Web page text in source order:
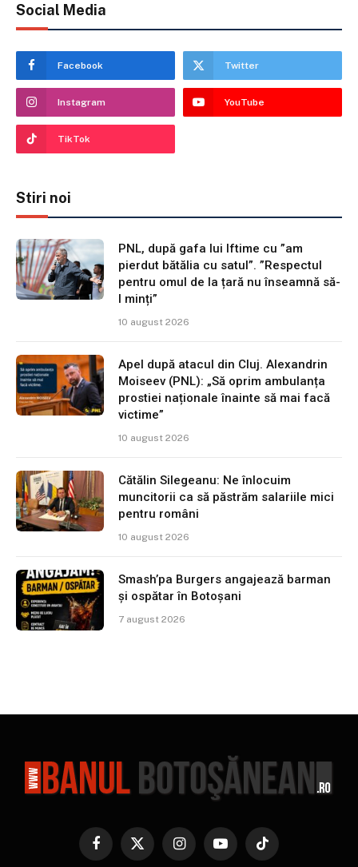
Social Media
Facebook Twitter
Instagram YouTube
TikTok
Stiri noi
PNL, după gafa lui Iftime cu ”am
pierdut bătălia cu satul”. ”Respectul
pentru omul de la țară nu înseamnă să-
l minți”
10 august 2026
Apel după atacul din Cluj. Alexandrin
Moiseev (PNL): „Să oprim ambulanța
prostiei naționale înainte să mai facă
victime”
10 august 2026
Cătălin Silegeanu: Ne înlocuim
muncitorii ca să păstrăm salariile mici
pentru români
10 august 2026
Smash’pa Burgers angajează barman
și ospătar în Botoșani
7 august 2026
Facebook
X
InstagramYouTubeTikTok